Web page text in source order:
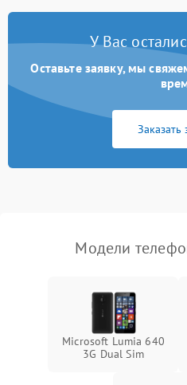
У Вас
Оставьте заявку, мы
Заказать
Модели
Microsoft Lumia 640
3G Dual Sim